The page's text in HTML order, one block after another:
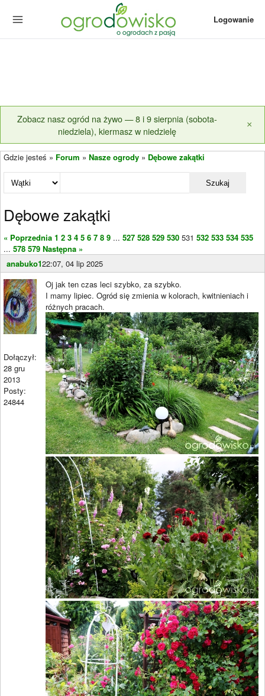
Logowanie
Zobacz nasz ogród na żywo — 8 i 9 sierpnia (sobota-
niedziela), kiermasz w niedzielę
×
Gdzie jesteś » Forum » Nasze ogrody » Dębowe zakątki
Szukaj
Dębowe zakątki
« Poprzednia 1 2 3 4 5 6 7 8 9 ... 527 528 529 530 531 532 533 534 535
... 578 579 Następna »
anabuko122:07, 04 lip 2025
Dołączył:
28 gru
2013
Posty:
24844
Oj jak ten czas leci szybko, za szybko.
I mamy lipiec. Ogród się zmienia w kolorach, kwitnieniach i
różnych pracach.